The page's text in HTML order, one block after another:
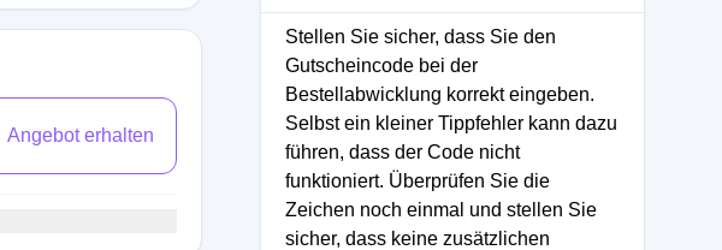
Angebot erhalten
Stellen Sie sicher, dass Sie den
Gutscheincode bei der
Bestellabwicklung korrekt eingeben.
Selbst ein kleiner Tippfehler kann dazu
führen, dass der Code nicht
funktioniert. Überprüfen Sie die
Zeichen noch einmal und stellen Sie
sicher, dass keine zusätzlichen